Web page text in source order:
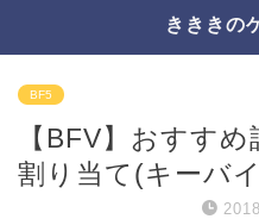
きききの
BF5
【BFV】おすす
割り当て(キーバ